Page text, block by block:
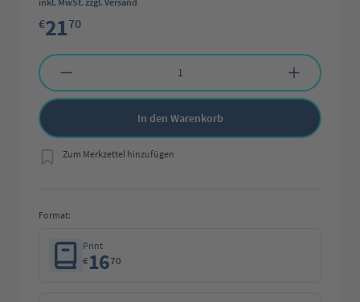
€2170
Produkt Anzahl: Gib den gewünschten Wert ein oder benutze die
In den Warenkorb
Zum Merkzettel hinzufügen
Format:
Print
€1670